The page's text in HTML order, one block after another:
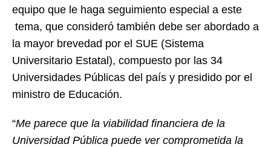
equipo que le haga seguimiento especial a este
tema, que consideró también debe ser abordado a
la mayor brevedad por el SUE (Sistema
Universitario Estatal), compuesto por las 34
Universidades Públicas del país y presidido por el
ministro de Educación.
“Me parece que la viabilidad financiera de la
Universidad Pública puede ver comprometida la